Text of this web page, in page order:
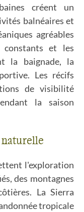
créent un
balnéaires et
agréables
et les
la baignade, la
Les récifs
de visibilité
la saison
l'exploration
des montagnes
La Sierra
tropicale